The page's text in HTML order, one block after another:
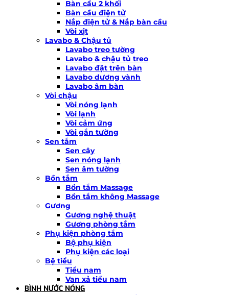
Bàn cầu 2 khối
Bàn cầu điện tử
Nắp điện tử & Nắp bàn cầu
Vòi xịt
Lavabo & Chậu tủ
Lavabo treo tường
Lavabo & chậu tủ treo
Lavabo đặt trên bàn
Lavabo dương vành
Lavabo âm bàn
Vòi chậu
Vòi nóng lạnh
Vòi lạnh
Vòi cảm ứng
Vòi gắn tường
Sen tắm
Sen cây
Sen nóng lạnh
Sen âm tường
Bồn tắm
Bồn tắm Massage
Bồn tắm không Massage
Gương
Gương nghệ thuật
Gương phòng tắm
Phụ kiện phòng tắm
Bộ phụ kiện
Phụ kiện các loại
Bệ tiểu
Tiểu nam
Van xả tiểu nam
BÌNH NƯỚC NÓNG